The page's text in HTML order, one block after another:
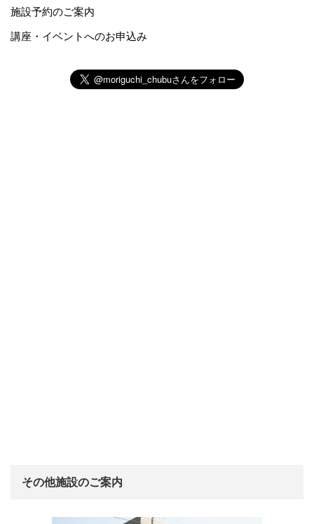
施設予約のご案内
講座・イベントへのお申込み
その他施設のご案内